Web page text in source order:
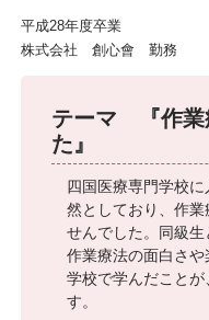
平成28年度卒業
株式会社 創心會 勤務
テーマ 『作業
た』
四国医療専門学校
然としており、作
せんでした。同級生
作業療法の面白さや
学校で学んだこと
す。